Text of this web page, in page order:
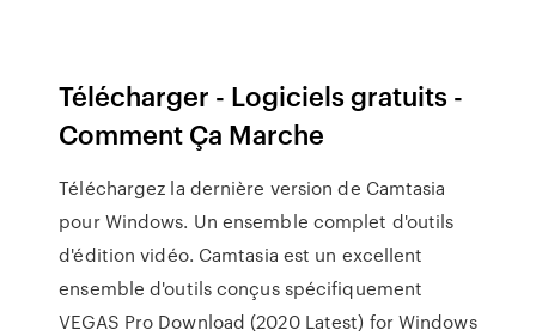
Télécharger - Logiciels gratuits -
Comment Ça Marche
Téléchargez la dernière version de Camtasia
pour Windows. Un ensemble complet d'outils
d'édition vidéo. Camtasia est un excellent
ensemble d'outils conçus spécifiquement
VEGAS Pro Download (2020 Latest) for Windows